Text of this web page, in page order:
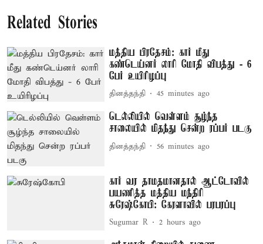
Related Stories
மத்திய பிரதேசம்: கார் மீது
கண்டெய்னர் லாரி மோதி விபத்து - 6
பேர் உயிரிழப்பு
தினத்தந்தி 45 minutes ago
டெல்லியில் வெள்ளம் சூழ்ந்த
சாலையில் மிதந்து சென்ற ரப்பர் படகு
தினத்தந்தி 56 minutes ago
கார் வர தாமதமானதால் ஆட்டோவில்
பயணித்த மத்திய மந்திரி
சுரேஷ்கோபி: கேரளாவில் பரபரப்பு
Sugumar R 2 hours ago